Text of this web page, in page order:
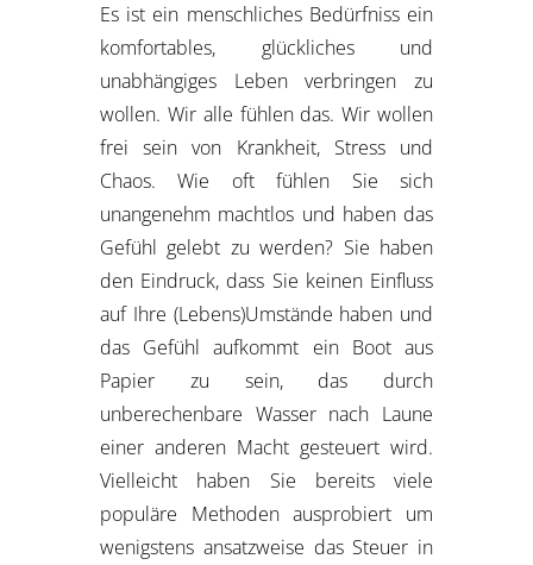
Es ist ein menschliches Bedürfniss ein
komfortables, glückliches und
unabhängiges Leben verbringen zu
wollen. Wir alle fühlen das. Wir wollen
frei sein von Krankheit, Stress und
Chaos. Wie oft fühlen Sie sich
unangenehm machtlos und haben das
Gefühl gelebt zu werden? Sie haben
den Eindruck, dass Sie keinen Einfluss
auf Ihre (Lebens)Umstände haben und
das Gefühl aufkommt ein Boot aus
Papier zu sein, das durch
unberechenbare Wasser nach Laune
einer anderen Macht gesteuert wird.
Vielleicht haben Sie bereits viele
populäre Methoden ausprobiert um
wenigstens ansatzweise das Steuer in